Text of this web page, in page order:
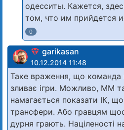
одесситы. Кажется,
том, что им прийдется
0
garikasan
10.12.2014 11:48
Таке враження, що команда
зливає ігри. Можливо, ММ
намагається показати ІК, що
трансфери. Або гравцям
дурня грають. Націленості